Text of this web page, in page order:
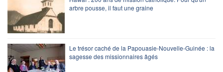
arbre pousse, il faut une graine
Le trésor caché de la Papouasie-Nouvelle-Guinée : la
sagesse des missionnaires âgés